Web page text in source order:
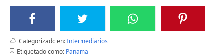
Categorizado en:Intermediarios
Etiquetado como: Panama